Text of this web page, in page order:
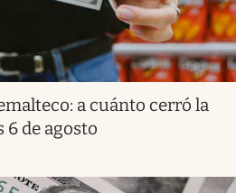
a cuánto cerró la
6 de agosto